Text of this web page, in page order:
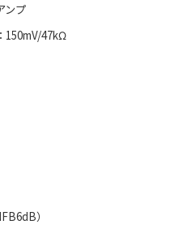
ンプ
150mV/47kΩ
）